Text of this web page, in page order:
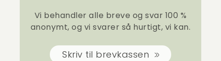
Vi behandler alle breve og svar 100 %
anonymt, og vi svarer så hurtigt, vi kan.
Skriv til brevkassen